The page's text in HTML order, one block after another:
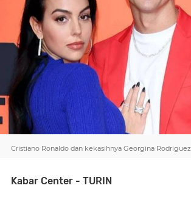
Cristiano Ronaldo dan kekasihnya Georgina Rodriguez
Kabar Center - TURIN